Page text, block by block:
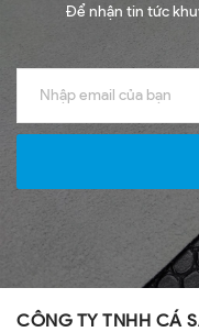
Để nhận tin tức
CÔNG TY TNHH CÁ